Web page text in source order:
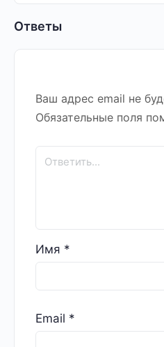
Ответы
Ваш адрес email не
Обязательные поля
Имя *
Email *